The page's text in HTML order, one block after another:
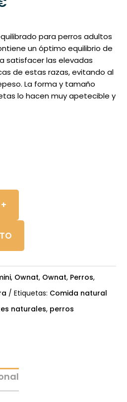
precios:
desde
6,42€
hasta
19,95€
para perros adultos
un óptimo equilibrio de
satisfacer las elevadas
de estas razas, evitando al
La forma y tamaño
lo hacen muy apetecible y
+
, Ownat, Ownat, Perros,
Etiquetas: Comida natural
naturales, perros